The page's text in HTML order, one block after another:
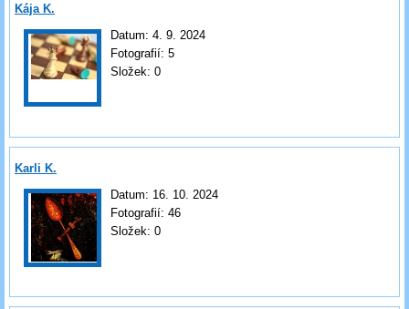
Kája K.
Datum: 4. 9. 2024
Fotografií: 5
Složek: 0
Karli K.
Datum: 16. 10. 2024
Fotografií: 46
Složek: 0